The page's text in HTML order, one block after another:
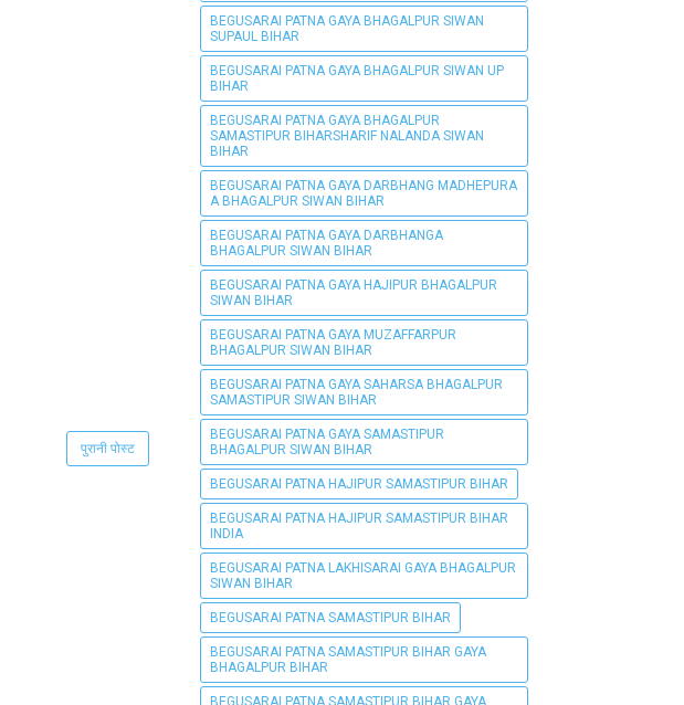
पुरानी पोस्ट
BEGUSARAI PATNA GAYA BHAGALPUR SIWAN
SUPAUL BIHAR
BEGUSARAI PATNA GAYA BHAGALPUR SIWAN UP
BIHAR
BEGUSARAI PATNA GAYA BHAGALPUR
SAMASTIPUR BIHARSHARIF NALANDA SIWAN
BIHAR
BEGUSARAI PATNA GAYA DARBHANG MADHEPURA
A BHAGALPUR SIWAN BIHAR
BEGUSARAI PATNA GAYA DARBHANGA
BHAGALPUR SIWAN BIHAR
BEGUSARAI PATNA GAYA HAJIPUR BHAGALPUR
SIWAN BIHAR
BEGUSARAI PATNA GAYA MUZAFFARPUR
BHAGALPUR SIWAN BIHAR
BEGUSARAI PATNA GAYA SAHARSA BHAGALPUR
SAMASTIPUR SIWAN BIHAR
BEGUSARAI PATNA GAYA SAMASTIPUR
BHAGALPUR SIWAN BIHAR
BEGUSARAI PATNA HAJIPUR SAMASTIPUR BIHAR
BEGUSARAI PATNA HAJIPUR SAMASTIPUR BIHAR
INDIA
BEGUSARAI PATNA LAKHISARAI GAYA BHAGALPUR
SIWAN BIHAR
BEGUSARAI PATNA SAMASTIPUR BIHAR
BEGUSARAI PATNA SAMASTIPUR BIHAR GAYA
BHAGALPUR BIHAR
BEGUSARAI PATNA SAMASTIPUR BIHAR GAYA